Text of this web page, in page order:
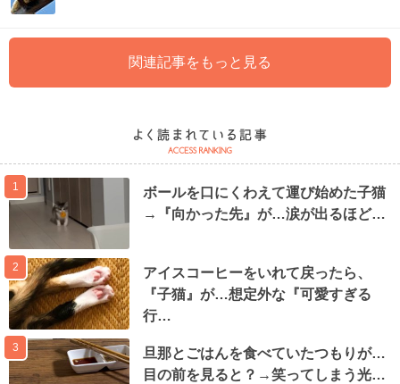
関連記事をもっと見る
1
ボールを口にくわえて運び始めた子猫
→『向かった先』が…涙が出るほど…
2
アイスコーヒーをいれて戻ったら、
『子猫』が…想定外な『可愛すぎる
行…
3
旦那とごはんを食べていたつもりが…
目の前を見ると？→笑ってしまう光…